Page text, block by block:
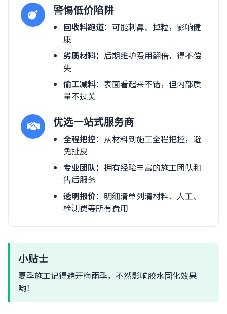
警惕低价陷阱
回收料跑道： 可能刺鼻、掉粒，影响健
康
劣质材料： 后期维护费用翻倍，得不偿
失
偷工减料： 表面看起来不错，但内部质
量不过关
优选一站式服务商
全程把控： 从材料到施工全程把控，避
免扯皮
专业团队： 拥有经验丰富的施工团队和
售后服务
透明报价： 明细清单列清材料、人工、
检测费等所有费用
小贴士
夏季施工记得避开梅雨季，不然影响胶水固化效果
哟！